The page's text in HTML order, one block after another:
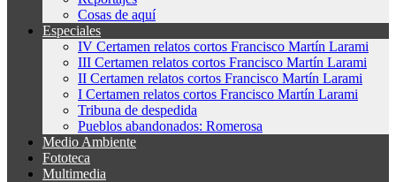
Cosas de aquí
Especiales
IV Certamen relatos cortos Francisco Martín Larami
III Certamen relatos cortos Francisco Martín Larami
II Certamen relatos cortos Francisco Martín Larami
I Certamen relatos cortos Francisco Martín Larami
Tribuna de despedida
Pueblos abandonados: Romerosa
Medio Ambiente
Fototeca
Multimedia